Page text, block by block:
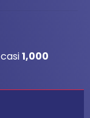
1,000